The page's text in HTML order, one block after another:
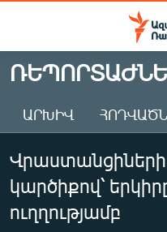
Մատչելիության
Անցնել
հիմնական
Անցնել
հիմնական
մենյուին
Որոնում
ԱԶԱՏՈՒԹՅՈՒՆ TV
ՀԱՅԱՍՏԱՆ
ԸՆՏՐՈՒԹՅՈՒՆՆԵՐ 2026
ԻՐԱՎՈՒՆՔ
ԱՐԽԻՎ
կարծիքով՝
ուղղությամբ